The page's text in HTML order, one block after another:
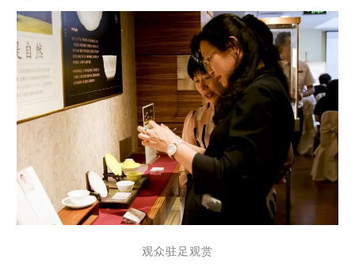
观众驻足观赏